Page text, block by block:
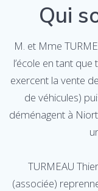
Qui
M. et Mme
l’école en tant
exercent la vente
de véhicules)
déménagent à
TURMEAU
(associée)